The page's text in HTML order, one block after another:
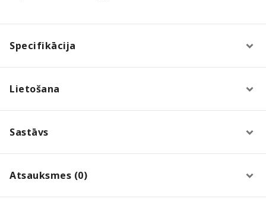
Specifikācija
Lietošana
Sastāvs
Atsauksmes (0)